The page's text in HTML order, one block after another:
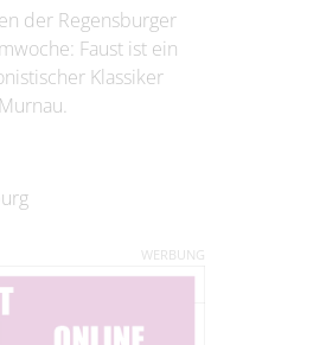
der Regensburger
Faust ist ein
Klassiker
WERBUNG